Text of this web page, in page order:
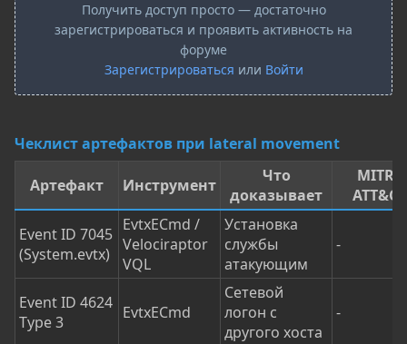
Получить доступ просто — достаточно
зарегистрироваться и проявить активность на
форуме
Зарегистрироваться или Войти
Чеклист артефактов при lateral movement
Артефакт Инструмент
Что
доказывает
MITRE
ATT&CK
Event ID 7045
(System.evtx)
EvtxECmd /
Velociraptor
VQL
Установка
службы
атакующим
-
Event ID 4624
Type 3
EvtxECmd
Сетевой
логон с
другого хоста
-